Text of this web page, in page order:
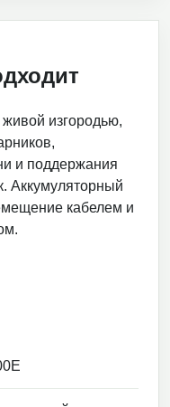
изгородью,
и поддержания
Аккумуляторный
кабелем и